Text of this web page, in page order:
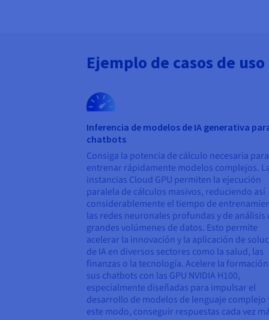
Ejemplo de casos de uso
Inferencia de modelos de IA generativa
chatbots
Consiga la potencia de cálculo necesaria para
entrenar rápidamente modelos complejos.
instancias Cloud GPU permiten la ejecución
paralela de cálculos masivos, reduciendo así
considerablemente el tiempo de
las redes neuronales profundas y de análisis
grandes volúmenes de datos. Esto permite
acelerar la innovación y la aplicación de
de IA en diversos sectores como la salud, las
finanzas o la tecnología. Acelere la
sus chatbots con las GPU NVIDIA H100,
especialmente diseñadas para impulsar el
desarrollo de modelos de lenguaje complejo
este modo, conseguir respuestas cada vez